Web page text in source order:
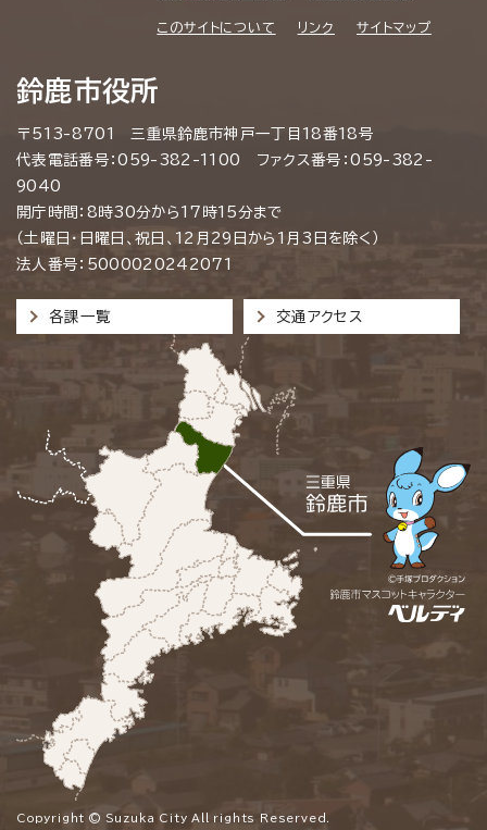
このサイトについて リンク サイトマップ
鈴鹿市役所
〒513-8701 三重県鈴鹿市神戸一丁目18番18号
代表電話番号：059-382-1100 ファクス番号：059-382-
9040
開庁時間：8時30分から17時15分まで
（土曜日・日曜日、祝日、12月29日から1月3日を除く）
法人番号：5000020242071
各課一覧 交通アクセス
Copyright © Suzuka City All rights Reserved.